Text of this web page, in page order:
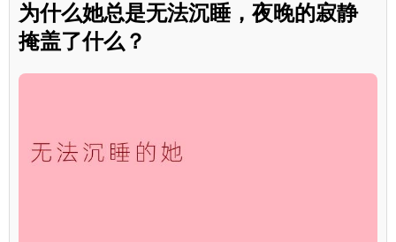
为什么她总是无法沉睡，夜晚的寂静
掩盖了什么？